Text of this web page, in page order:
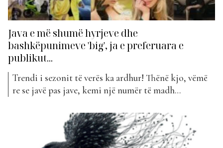
Java e më shumë hyrjeve dhe
bashkëpunimeve 'big', ja e preferuara e
publikut...
Trendi i sezonit të verës ka ardhur! Thënë kjo, vëmë
re se javë pas jave, kemi një numër të madh
solli me vete plot 15 hyrje të reja, java më e ngarkuar
deri më tani. Ndër to kishim projekte soli të
zhanreve...